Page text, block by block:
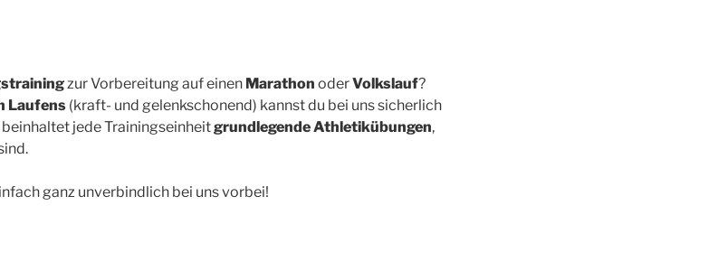
zur Vorbereitung auf einen Marathon oderVolkslauf?
Laufens (kraft- und gelenkschonend) kannst du bei uns sicherlich
jede Trainingseinheitgrundlegende Athletikübungen,
ganz unverbindlich bei uns vorbei!